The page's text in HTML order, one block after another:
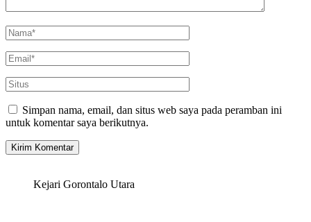
Simpan nama, email, dan situs web saya pada peramban ini
untuk komentar saya berikutnya.
Kejari Gorontalo Utara